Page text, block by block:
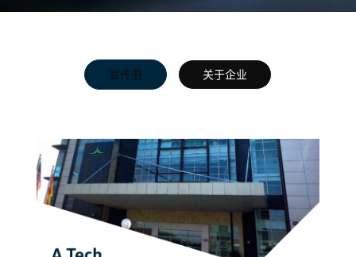
宣传册 关于企业